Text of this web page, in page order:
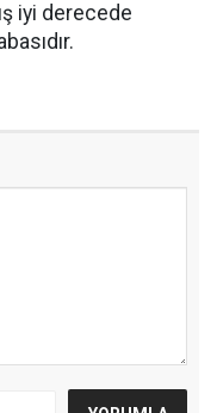
iyi derecede